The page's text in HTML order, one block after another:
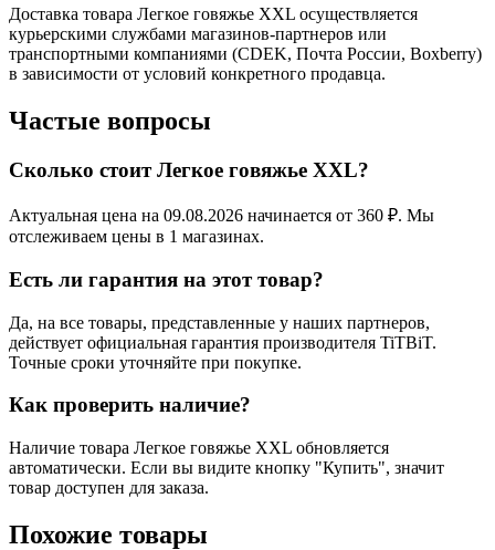
Доставка товара Легкое говяжье XXL осуществляется
курьерскими службами магазинов-партнеров или
транспортными компаниями (CDEK, Почта России, Boxberry)
в зависимости от условий конкретного продавца.
Частые вопросы
Сколько стоит Легкое говяжье XXL?
Актуальная цена на 09.08.2026 начинается от 360 ₽. Мы
отслеживаем цены в 1 магазинах.
Есть ли гарантия на этот товар?
Да, на все товары, представленные у наших партнеров,
действует официальная гарантия производителя TiTBiT.
Точные сроки уточняйте при покупке.
Как проверить наличие?
Наличие товара Легкое говяжье XXL обновляется
автоматически. Если вы видите кнопку "Купить", значит
товар доступен для заказа.
Похожие товары